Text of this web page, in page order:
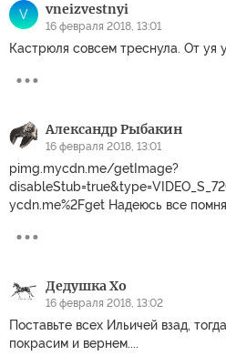
V vneizvestnyi
16 февраля 2018, 13:01
Кастрюля совсем треснула. От уя
Александр Рыбакин
16 февраля 2018, 13:01
pimg.mycdn.me/getImage?
ycdn.me%2Fget Надеюсь все
Дедушка Хо
16 февраля 2018, 13:02
Поставьте всех Ильичей взад,
покрасим и вернем....